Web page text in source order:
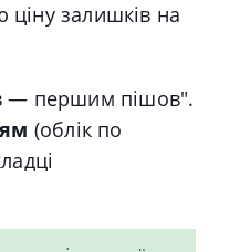
ціну залишків на
першим пішов".
(облік по